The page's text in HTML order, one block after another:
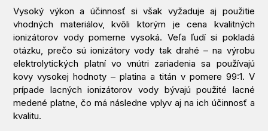
Vysoký výkon a účinnosť si však vyžaduje aj použitie
vhodných materiálov, kvôli ktorým je cena kvalitných
ionizátorov vody pomerne vysoká. Veľa ľudí si pokladá
otázku, prečo sú ionizátory vody tak drahé – na výrobu
elektrolytických platní vo vnútri zariadenia sa používajú
kovy vysokej hodnoty – platina a titán v pomere 99:1. V
prípade lacných ionizátorov vody bývajú použité lacné
medené platne, čo má následne vplyv aj na ich účinnosť a
kvalitu.